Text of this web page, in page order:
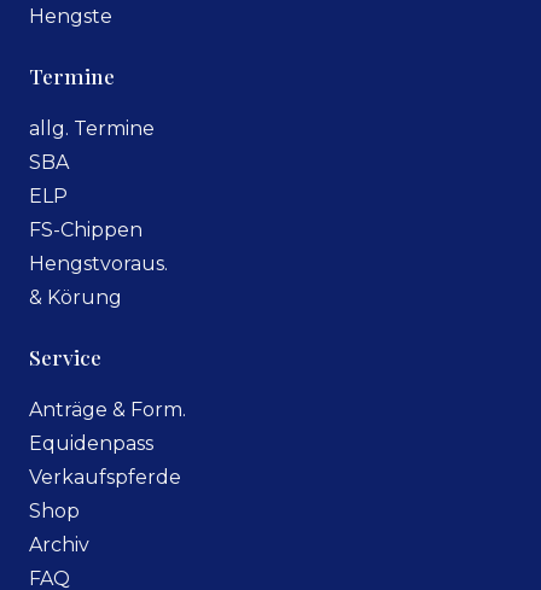
Hengste
Termine
allg. Termine
SBA
ELP
FS-Chippen
Hengstvoraus.
& Körung
Service
Anträge & Form.
Equidenpass
Verkaufspferde
Shop
Archiv
FAQ